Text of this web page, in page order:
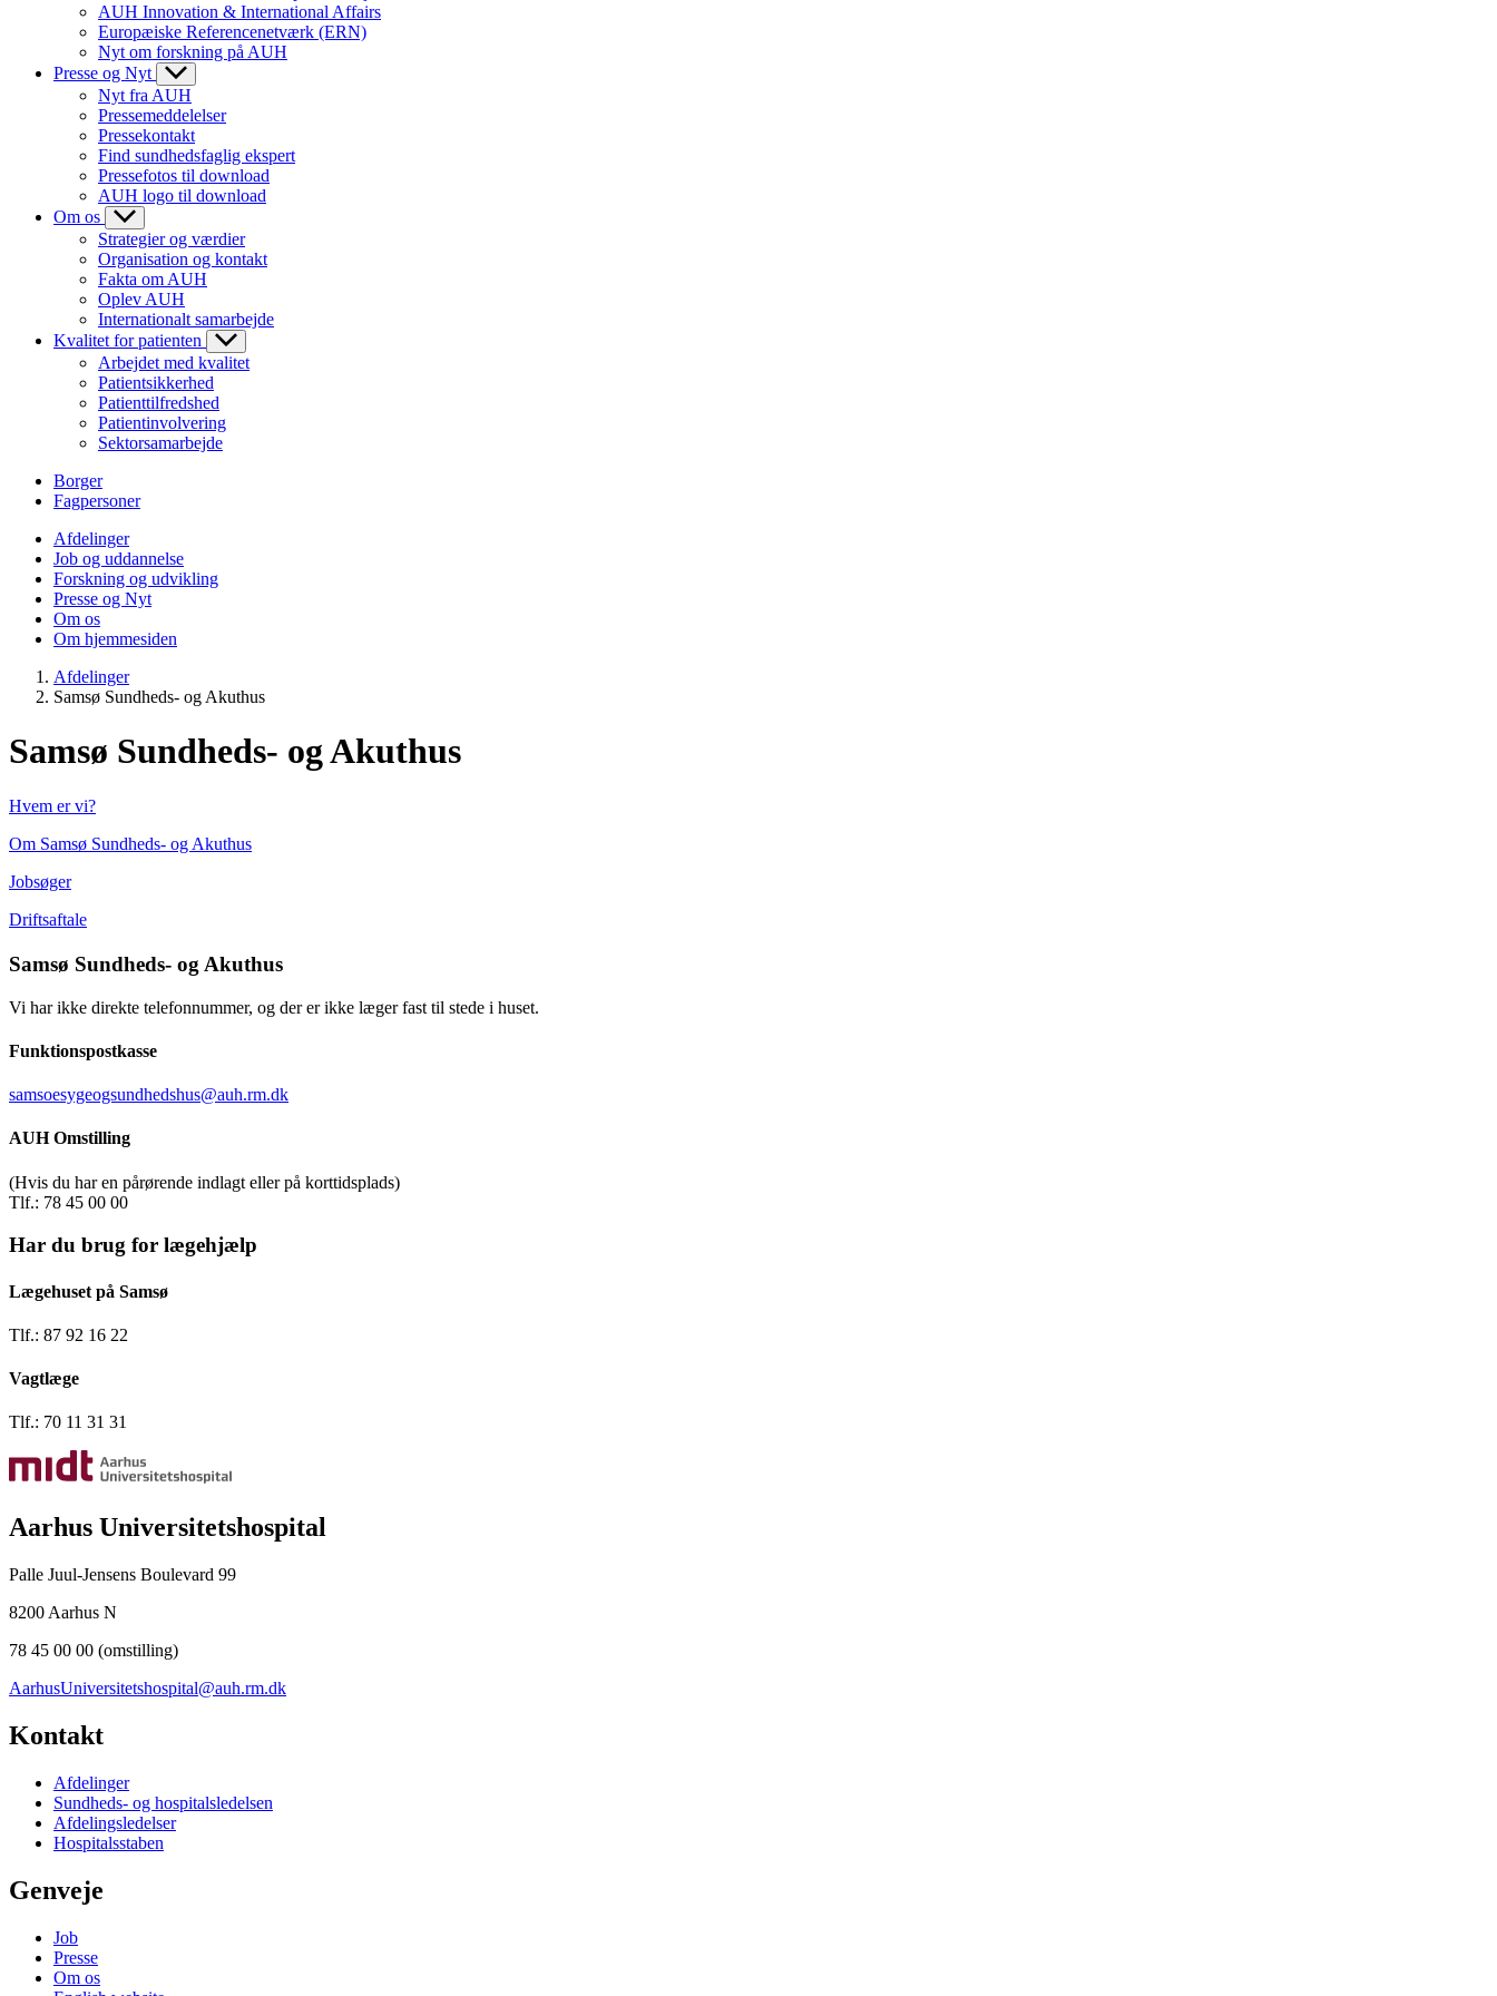
AUH Innovation & International Affairs
Europæiske Referencenetværk (ERN)
Nyt om forskning på AUH
Presse og Nyt
Nyt fra AUH
Pressemeddelelser
Pressekontakt
Find sundhedsfaglig ekspert
Pressefotos til download
AUH logo til download
Om os
Strategier og værdier
Organisation og kontakt
Fakta om AUH
Oplev AUH
Internationalt samarbejde
Kvalitet for patienten
Arbejdet med kvalitet
Patientsikkerhed
Patienttilfredshed
Patientinvolvering
Sektorsamarbejde
Borger
Fagpersoner
Afdelinger
Job og uddannelse
Forskning og udvikling
Presse og Nyt
Om os
Om hjemmesiden
Afdelinger
Samsø Sundheds- og Akuthus
Samsø Sundheds- og Akuthus
Hvem er vi?
Om Samsø Sundheds- og Akuthus
Jobsøger
Driftsaftale
Samsø Sundheds- og Akuthus
Vi har ikke direkte telefonnummer, og der er ikke læger fast til stede i huset.
Funktionspostkasse
samsoesygeogsundhedshus@auh.rm.dk
AUH Omstilling
(Hvis du har en pårørende indlagt eller på korttidsplads)
Tlf.: 78 45 00 00
Har du brug for lægehjælp
Lægehuset på Samsø
Tlf.: 87 92 16 22
Vagtlæge
Tlf.: 70 11 31 31
Aarhus Universitetshospital
Palle Juul-Jensens Boulevard 99
8200 Aarhus N
78 45 00 00 (omstilling)
AarhusUniversitetshospital@auh.rm.dk
Kontakt
Afdelinger
Sundheds- og hospitalsledelsen
Afdelingsledelser
Hospitalsstaben
Genveje
Job
Presse
Om os